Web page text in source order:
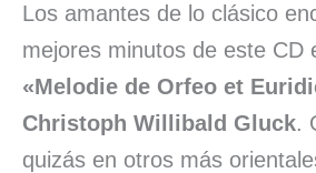
Los amantes de lo clásico
mejores minutos de este CD
«Melodie de Orfeo et
Christoph Willibald Gluck.
quizás en otros más